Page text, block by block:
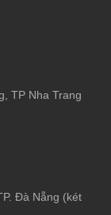
TP Nha Trang
Đà Nẵng (két